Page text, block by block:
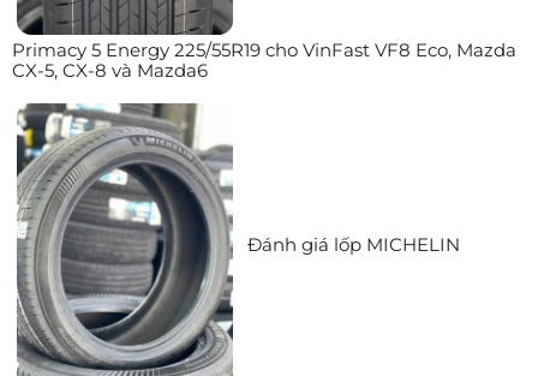
Primacy 5 Energy 225/55R19 cho VinFast VF8 Eco, Mazda
CX-5, CX-8 và Mazda6
Đánh giá lốp MICHELIN